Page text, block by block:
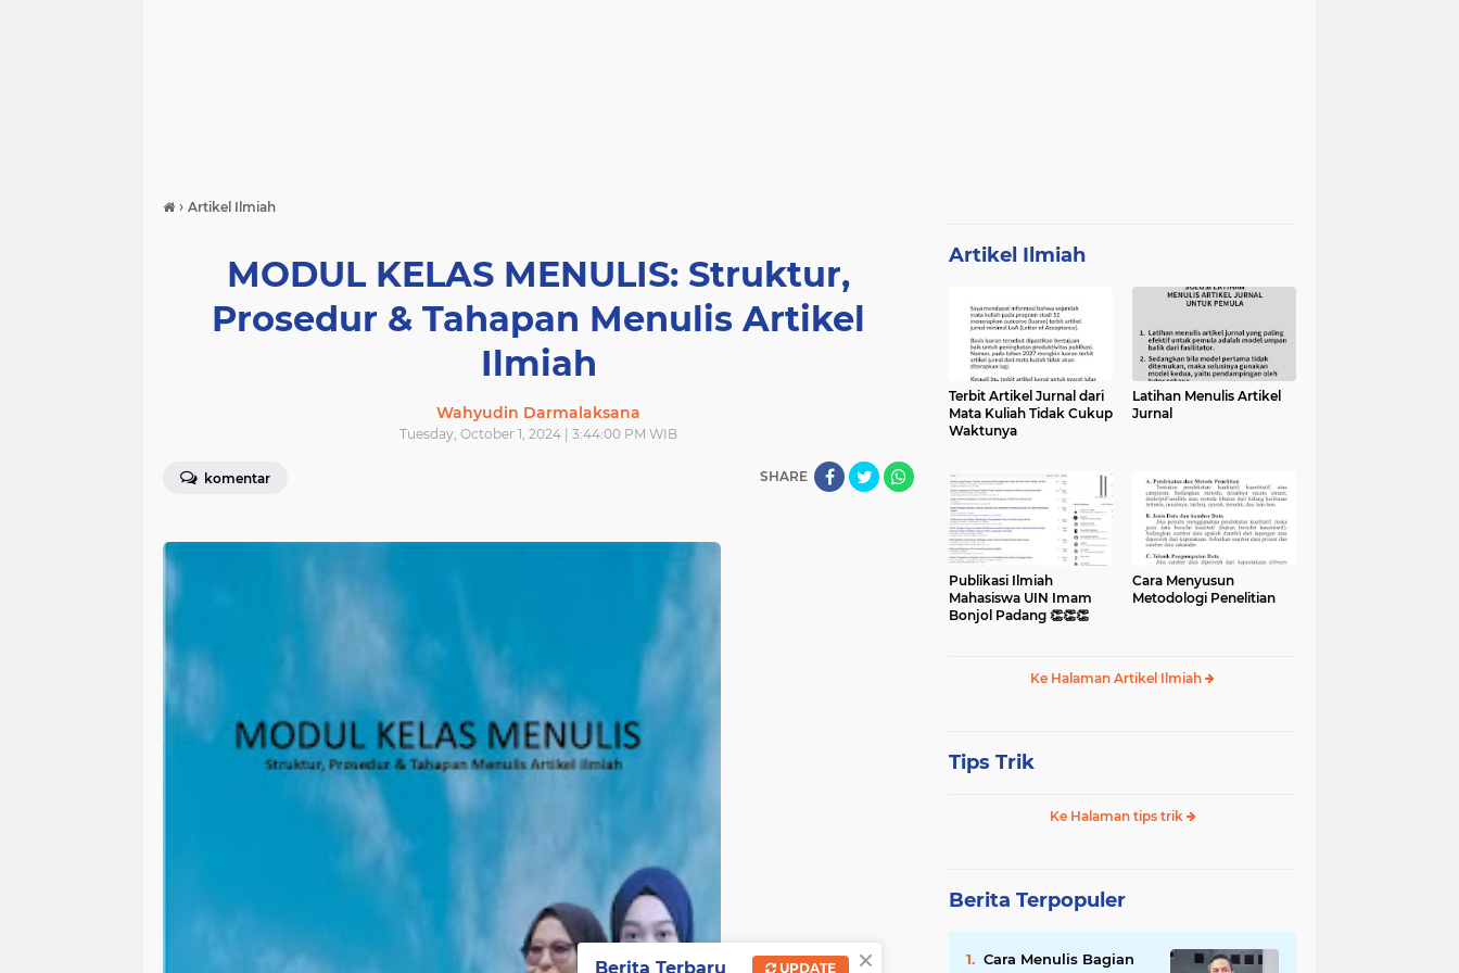
› Artikel Ilmiah
MODUL KELAS MENULIS: Struktur,
Prosedur & Tahapan Menulis Artikel
Ilmiah
Wahyudin Darmalaksana
Tuesday, October 1, 2024 | 3:44:00 PM WIB
komentar SHARE
Artikel Ilmiah
Terbit Artikel Jurnal dari
Mata Kuliah Tidak Cukup
Waktunya
Latihan Menulis Artikel
Jurnal
Publikasi Ilmiah
Mahasiswa UIN Imam
Bonjol Padang 👏👏👏
Cara Menyusun
Metodologi Penelitian
Ke Halaman Artikel Ilmiah
Tips Trik
Ke Halaman tips trik
Berita Terpopuler
Cara Menulis Bagian
×
Berita Terbaru UPDATE